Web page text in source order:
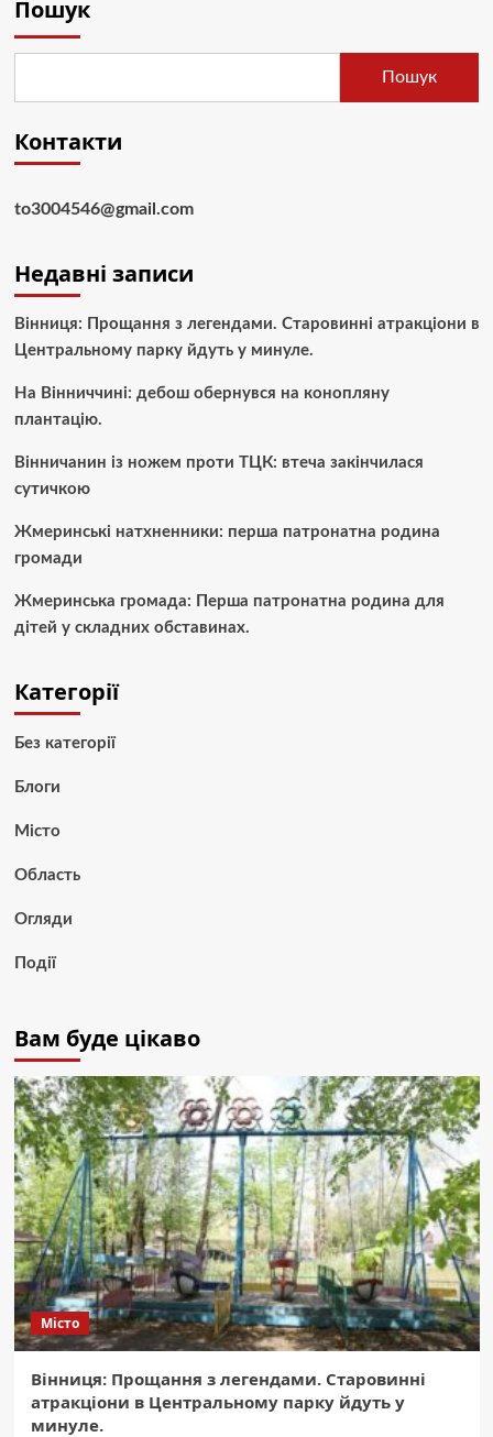
Пошук
Пошук
Контакти
to3004546@gmail.com
Недавні записи
Вінниця: Прощання з легендами. Старовинні атракціони в
Центральному парку йдуть у минуле.
На Вінниччині: дебош обернувся на конопляну
плантацію.
Вінничанин із ножем проти ТЦК: втеча закінчилася
сутичкою
Жмеринські натхненники: перша патронатна родина
громади
Жмеринська громада: Перша патронатна родина для
дітей у складних обставинах.
Категорії
Без категорії
Блоги
Місто
Область
Огляди
Події
Вам буде цікаво
Місто
Вінниця: Прощання з легендами. Старовинні
атракціони в Центральному парку йдуть у
минуле.